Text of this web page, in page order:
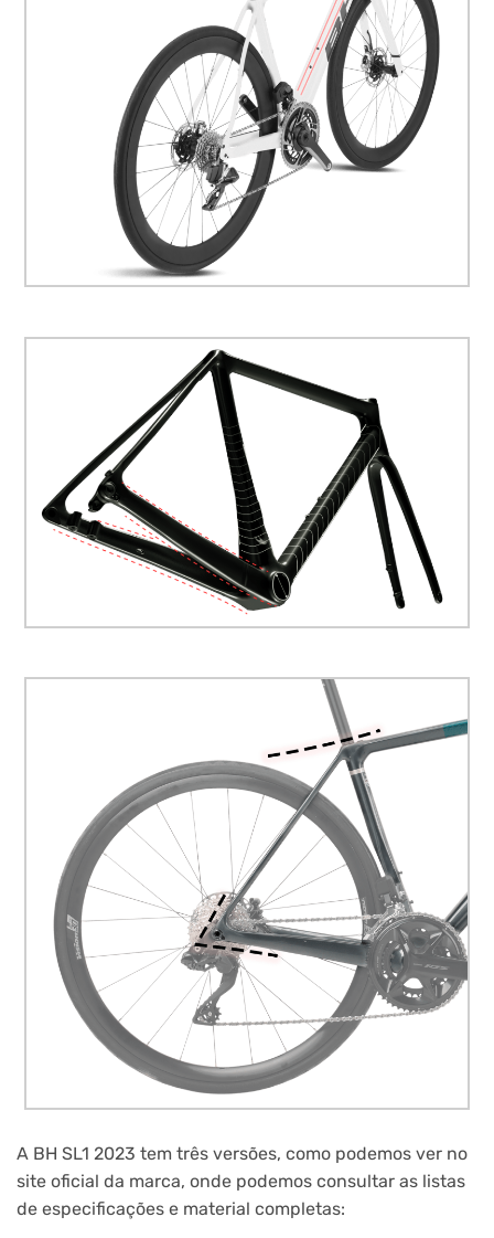
A BH SL1 2023 tem três versões, como podemos ver no
site oficial da marca, onde podemos consultar as listas
de especificações e material completas: